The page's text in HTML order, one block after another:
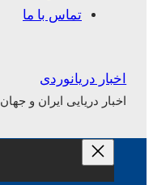
تماس با ما
اخبار دریانوردی
اخبار دریایی ایران و جهان